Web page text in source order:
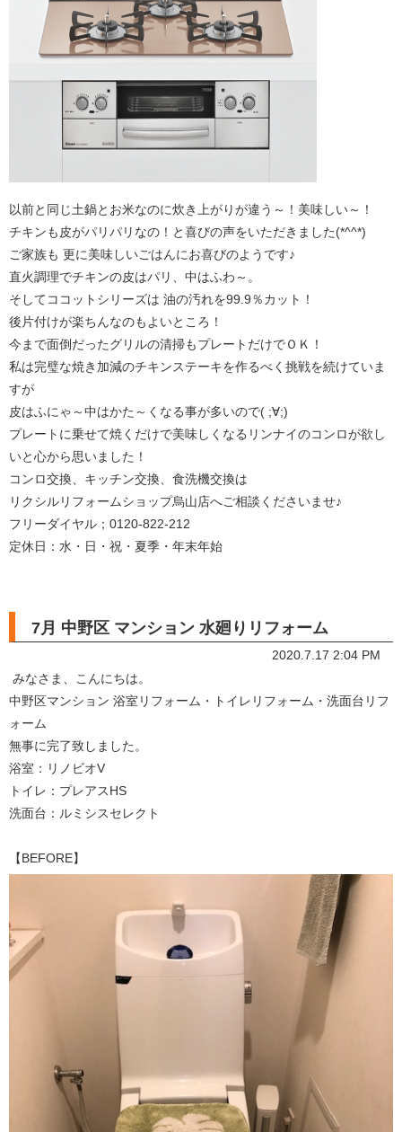
以前と同じ土鍋とお米なのに炊き上がりが違う～！美味しい～！
チキンも皮がパリパリなの！と喜びの声をいただきました(*^^*)
ご家族も 更に美味しいごはんにお喜びのようです♪
直火調理でチキンの皮はパリ、中はふわ～。
そしてココットシリーズは 油の汚れを99.9％カット！
後片付けが楽ちんなのもよいところ！
今まで面倒だったグリルの清掃もプレートだけでＯＫ！
私は完璧な焼き加減のチキンステーキを作るべく挑戦を続けていま
すが
皮はふにゃ～中はかた～くなる事が多いので( ;∀;)
プレートに乗せて焼くだけで美味しくなるリンナイのコンロが欲し
いと心から思いました！
コンロ交換、キッチン交換、食洗機交換は
リクシルリフォームショップ烏山店へご相談くださいませ♪
フリーダイヤル；0120-822-212
定休日：水・日・祝・夏季・年末年始
7月 中野区 マンション 水廻りリフォーム
2020.7.17 2:04 PM
みなさま、こんにちは。
中野区マンション 浴室リフォーム・トイレリフォーム・洗面台リフ
ォーム
無事に完了致しました。
浴室：リノビオV
トイレ：プレアスHS
洗面台：ルミシスセレクト
【BEFORE】